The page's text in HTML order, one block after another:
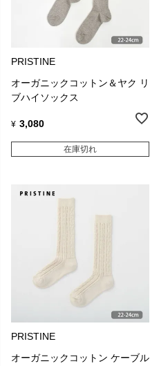
PRISTINE
オーガニックコットン＆ヤク リ
ブハイソックス
¥ 3,080
在庫切れ
PRISTINE
オーガニックコットン ケーブル